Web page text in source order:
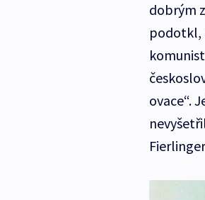
dobrým
podotkl,
ovace“.